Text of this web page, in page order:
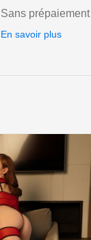
Sans prépaiement
En savoir plus